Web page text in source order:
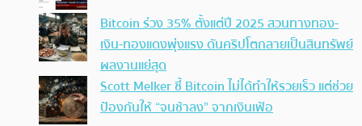
Bitcoin ร่วง 35% ตั้งแต่ปี 2025 สวนทางทอง-
เงิน-ทองแดงพุ่งแรง ดันคริปโตกลายเป็นสินทรัพย์
ผลงานแย่สุด
Scott Melker ชี้ Bitcoin ไม่ได้ทำให้รวยเร็ว แต่ช่วย
ป้องกันให้ “จนช้าลง” จากเงินเฟ้อ